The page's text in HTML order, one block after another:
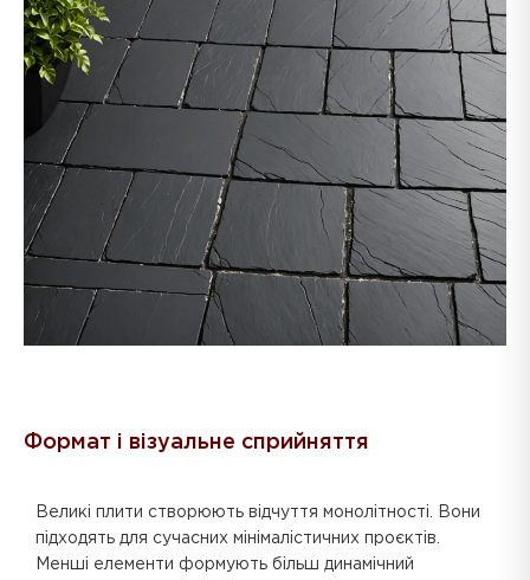
Формат і візуальне сприйняття
Великі плити створюють відчуття монолітності. Вони
підходять для сучасних мінімалістичних проєктів.
Менші елементи формують більш динамічний